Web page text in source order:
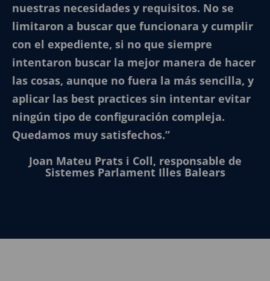
nuestras necesidades y requisitos. No se
limitaron a buscar que funcionara y cumplir
con el expediente, si no que siempre
intentaron buscar la mejor manera de hacer
las cosas, aunque no fuera la más sencilla, y
aplicar las best practices sin intentar evitar
ningún tipo de configuración compleja.
Quedamos muy satisfechos.”
Joan Mateu Prats i Coll, responsable de
Sistemes Parlament Illes Balears